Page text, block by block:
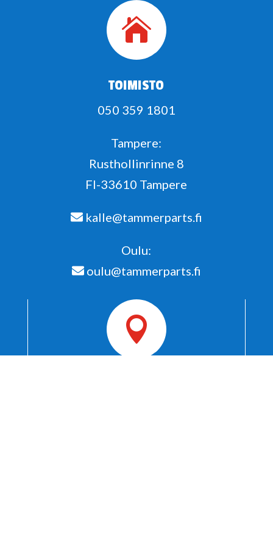

TOIMISTO
050 359 1801
Tampere:
Rusthollinrinne 8
FI-33610 Tampere
kalle@tammerparts.fi
Oulu:
oulu@tammerparts.fi
